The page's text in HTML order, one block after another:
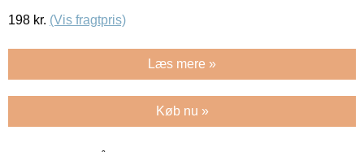
198 kr. (Vis fragtpris)
Læs mere »
Køb nu »